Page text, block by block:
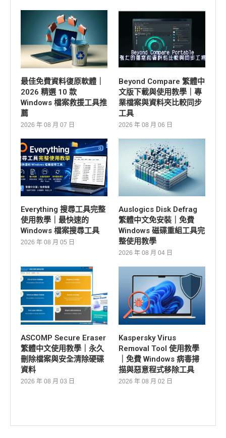
最佳免費資料復原軟體｜
2026 精選 10 款
Windows 檔案救援工具推
薦
2026 年 08 月 07 日
Beyond Compare 繁體中
文版下載與使用教學｜專
業檔案與資料夾比較同步
工具
2026 年 08 月 06 日
Everything 搜尋工具完整
使用教學｜最快速的
Windows 檔案搜尋工具
2026 年 08 月 05 日
Auslogics Disk Defrag
繁體中文免安裝｜免費
Windows 磁碟重組工具完
整使用教學
2026 年 08 月 04 日
ASCOMP Secure Eraser
繁體中文使用教學｜永久
刪除檔案與安全清除硬碟
資料
2026 年 08 月 03 日
Kaspersky Virus
Removal Tool 使用教學
｜免費 Windows 病毒掃
描與惡意程式移除工具
2026 年 08 月 02 日